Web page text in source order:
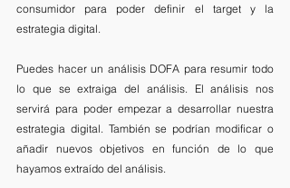
consumidor para poder definir el target y la
estrategia digital.
Puedes hacer un análisis DOFA para resumir todo
lo que se extraiga del análisis. El análisis nos
servirá para poder empezar a desarrollar nuestra
estrategia digital. También se podrían modificar o
añadir nuevos objetivos en función de lo que
hayamos extraído del análisis.